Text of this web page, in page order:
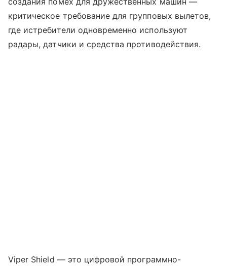
критическое требование для групповых вылетов,
где истребители одновременно используют
радары, датчики и средства противодействия.
Viper Shield — это цифровой программно-